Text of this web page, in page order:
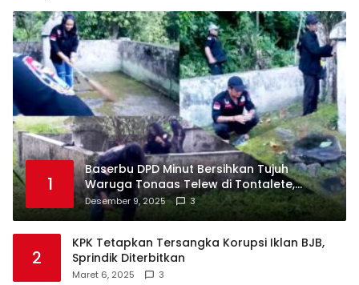
1
Baserbu DPD Minut Bersihkan Tujuh
Waruga Tonaas Telew di Tontalete,
Agenda Rutin Pelestarian Jejak Leluhur
Minahasa
Desember 9, 2025 3
2
KPK Tetapkan Tersangka Korupsi Iklan BJB,
Sprindik Diterbitkan
Maret 6, 2025 3